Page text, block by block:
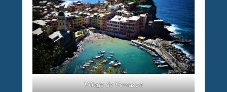
Village de Vernazza